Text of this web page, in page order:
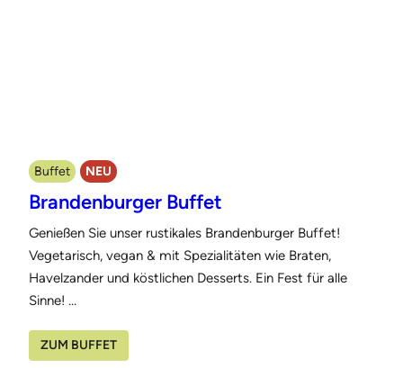
Buffet NEU
Brandenburger Buffet
Genießen Sie unser rustikales Brandenburger Buffet!
Vegetarisch, vegan & mit Spezialitäten wie Braten,
Havelzander und köstlichen Desserts. Ein Fest für alle
Sinne! …
ZUM BUFFET